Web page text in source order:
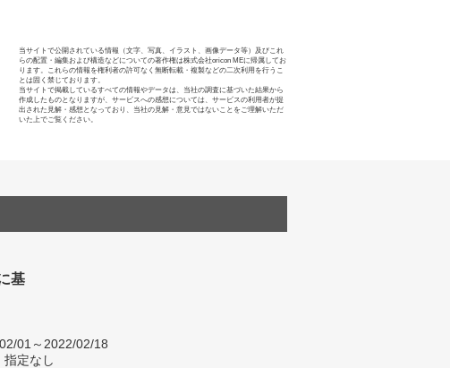
当サイトで公開されている情報（文字、写真、イラスト、画像データ等）及びこれ
らの配置・編集および構造などについての著作権は株式会社oricon MEに帰属してお
ります。これらの情報を権利者の許可なく無断転載・複製などの二次利用を行うこ
とは固く禁じております。
当サイトで掲載しているすべての情報やデータは、当社の調査に基づいた結果から
作成したものとなりますが、サービスへの感想については、サービスの利用者が提
出された見解・感想となっており、当社の見解・意見ではないことをご理解いただ
いた上でご覧ください。
基
01～2022/02/18
指定なし